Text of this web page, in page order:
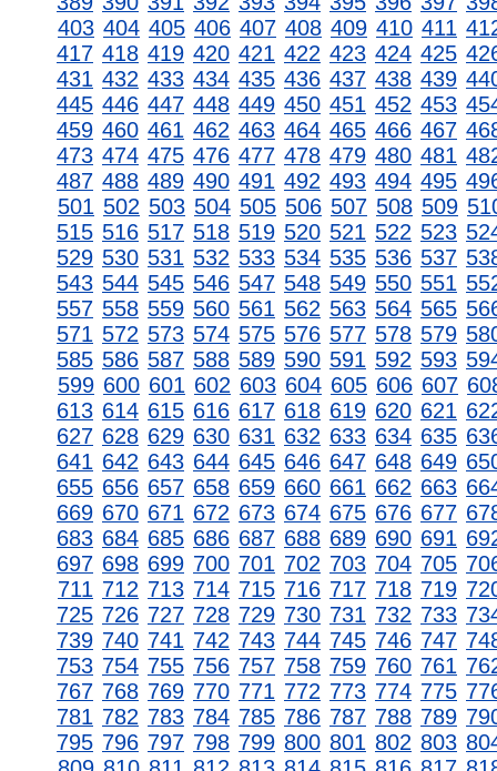
403 404 405 406 407 408 409 410 411
417 418 419 420 421 422 423 424 425
431 432 433 434 435 436 437 438 439
445 446 447 448 449 450 451 452 453
459 460 461 462 463 464 465 466 467
473 474 475 476 477 478 479 480 481
487 488 489 490 491 492 493 494 495
501 502 503 504 505 506 507 508 509
515 516 517 518 519 520 521 522 523
529 530 531 532 533 534 535 536 537
543 544 545 546 547 548 549 550 551
557 558 559 560 561 562 563 564 565
571 572 573 574 575 576 577 578 579
585 586 587 588 589 590 591 592 593
599 600 601 602 603 604 605 606 607
613 614 615 616 617 618 619 620 621
627 628 629 630 631 632 633 634 635
641 642 643 644 645 646 647 648 649
655 656 657 658 659 660 661 662 663
669 670 671 672 673 674 675 676 677
683 684 685 686 687 688 689 690 691
697 698 699 700 701 702 703 704 705
711 712 713 714 715 716 717 718 719
725 726 727 728 729 730 731 732 733
739 740 741 742 743 744 745 746 747
753 754 755 756 757 758 759 760 761
767 768 769 770 771 772 773 774 775
781 782 783 784 785 786 787 788 789
795 796 797 798 799 800 801 802 803